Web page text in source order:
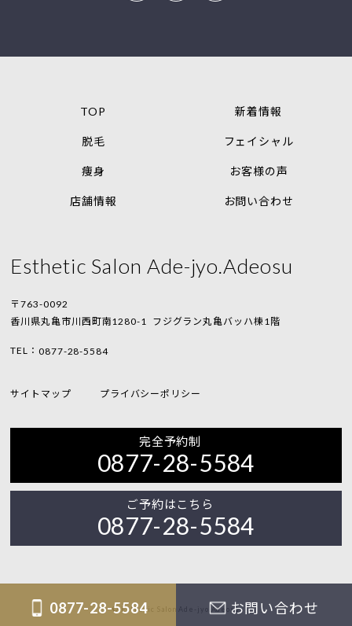
0877-28-5584 お問い合わせ
TOP 新着情報
脱毛 フェイシャル
痩身 お客様の声
店舗情報 お問い合わせ
Esthetic Salon Ade-jyo.Adeosu
〒763-0092
香川県丸亀市川西町南1280-1 フジグラン丸亀バッハ棟1階
TEL：0877-28-5584
サイトマップ プライバシーポリシー
完全予約制
0877-28-5584
ご予約はこちら
0877-28-5584
© Esthetic Salon Ade-jyo.Adeosu